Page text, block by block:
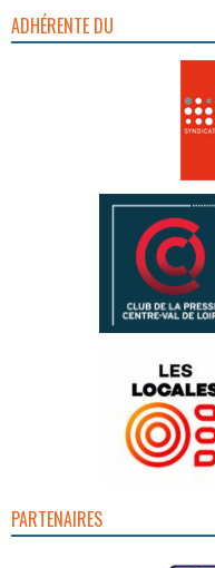
ADHÉRENTE DU
PARTENAIRES